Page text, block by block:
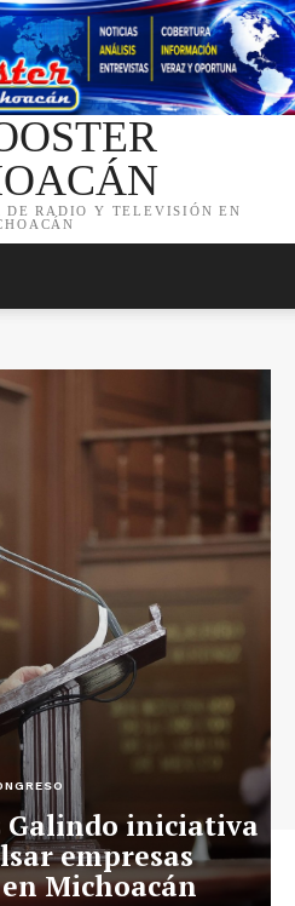
DE RADIO Y TELEVISIÓN EN
Galindo iniciativa
empresas
Michoacán